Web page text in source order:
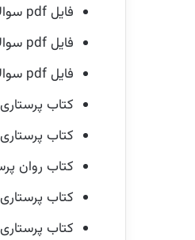
فایل pdf سوالات عمومی وزارت بهداشت ایران عرضه با امکان خرید نسخه چاپی (
فایل pdf سوالات عمومی تامین اجتماعی ایران عرضه با امکان خرید نسخه چاپی (
فایل pdf سوالات تخصصی و اختصاصی پرستاری ایران عرضه با امکان خرید نسخه چاپی (
کتاب
کتاب
کتاب روان پرستاری
کتاب پرستاری بهداشت جامعه
کتاب